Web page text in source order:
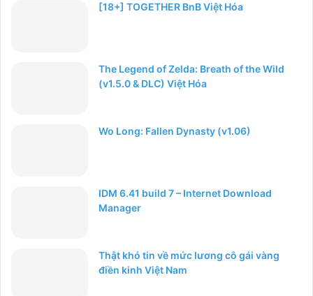
[18+] TOGETHER BnB Việt Hóa
The Legend of Zelda: Breath of the Wild
(v1.5.0 & DLC) Việt Hóa
Wo Long: Fallen Dynasty (v1.06)
IDM 6.41 build 7 – Internet Download
Manager
Thật khó tin về mức lương cô gái vàng
điền kinh Việt Nam